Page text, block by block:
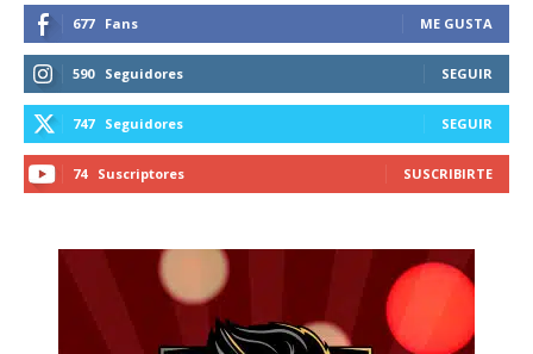
677 Fans ME GUSTA
590 Seguidores SEGUIR
747 Seguidores SEGUIR
74 Suscriptores SUSCRIBIRTE